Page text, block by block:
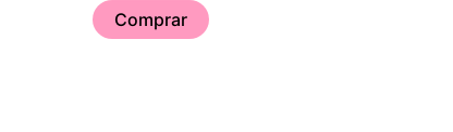
Comprar